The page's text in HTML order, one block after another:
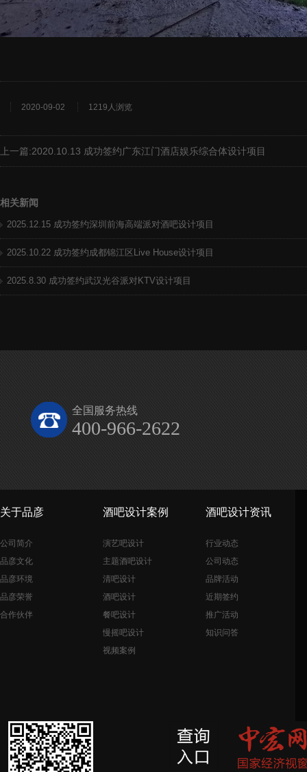
2020-09-02 1219人浏览
上一篇:2020.10.13 成功签约广东江门酒店娱乐综合体设计项目
相关新闻
2025.12.15 成功签约深圳前海高端派对酒吧设计项目
2025.10.22 成功签约成都锦江区Live House设计项目
2025.8.30 成功签约武汉光谷派对KTV设计项目
全国服务热线
400-966-2622
关于品彦
公司简介
品彦文化
品彦环境
品彦荣誉
合作伙伴
酒吧设计案例
演艺吧设计
主题酒吧设计
清吧设计
酒吧设计
餐吧设计
慢摇吧设计
视频案例
酒吧设计资讯
行业动态
公司动态
品牌活动
近期签约
推广活动
知识问答